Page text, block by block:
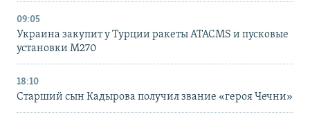
09:05
Украина закупит у Турции ракеты ATACMS и пусковые
установки M270
18:10
Старший сын Кадырова получил звание «героя Чечни»